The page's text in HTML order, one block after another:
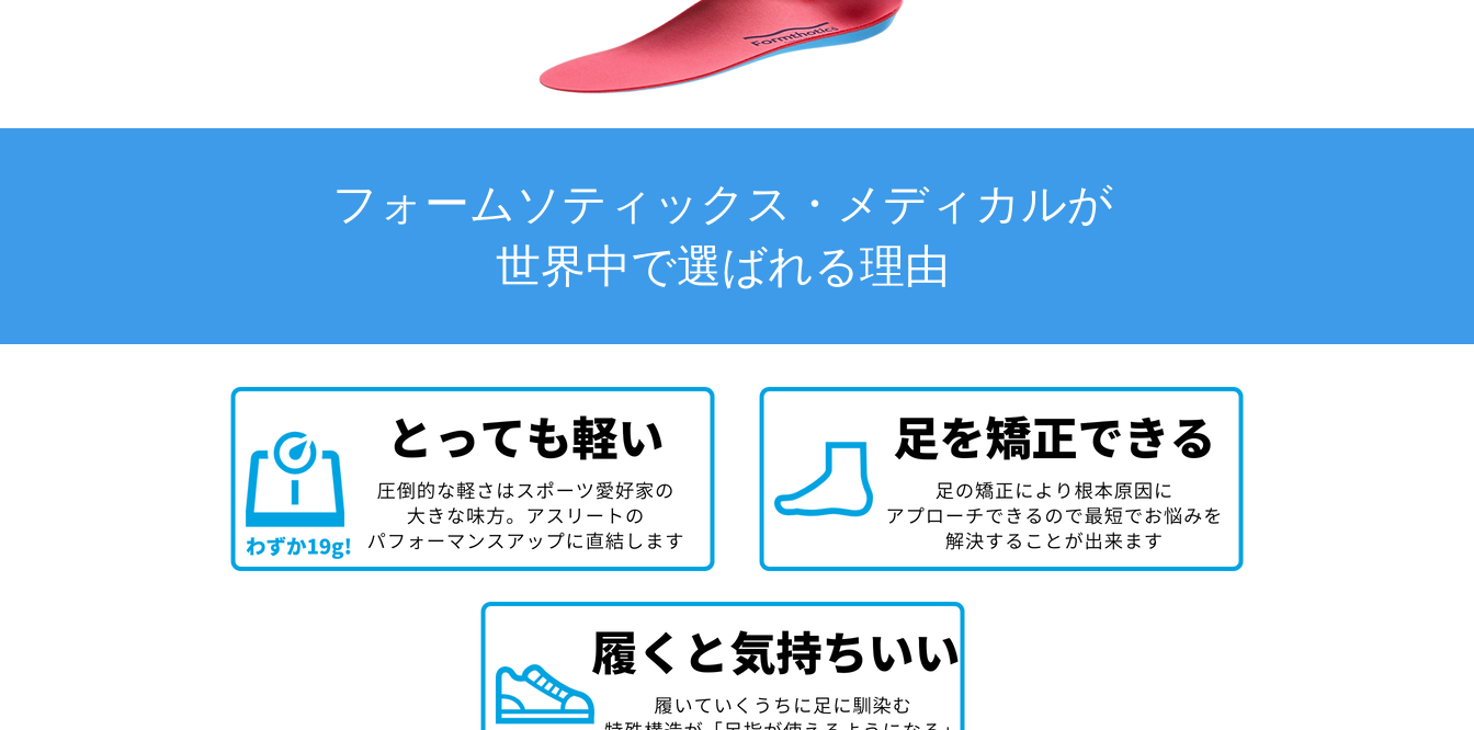
フォームソティックス・メディカルが
世界中で選ばれる理由